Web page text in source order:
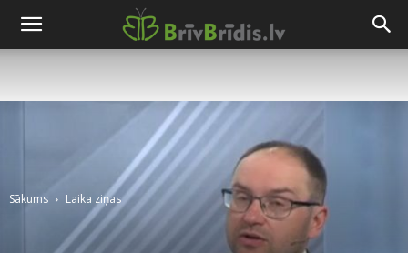
Sākums Laika ziņas